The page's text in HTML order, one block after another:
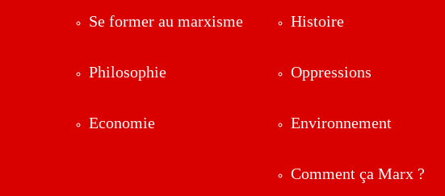
Se former au marxisme
Philosophie
Economie
Histoire
Oppressions
Environnement
Comment ça Marx ?